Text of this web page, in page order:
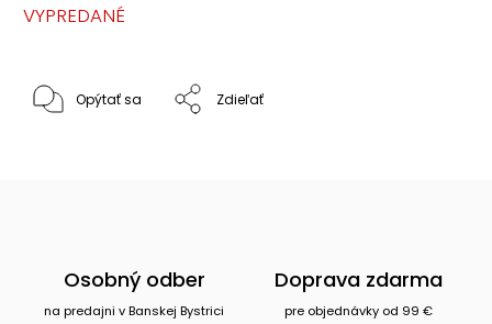
VYPREDANÉ
Opýtať sa Zdieľať
Osobný odber
na predajni v Banskej Bystrici
Doprava zdarma
pre objednávky od 99 €